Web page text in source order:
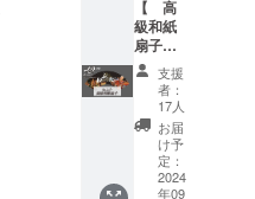
と大変
嬉しく
思いま
す。
ーーー
ーーー
ーーー
ーーー
ーーー
ーーー
ーーー
ーーー
ーーー
50,000
円のリ
ターン
と同じ
内容に
なりま
す。
ーーー
ーーー
ーーー
加物等
の食品
表示は
お届け
商品の
ラベル
に表記
されま
す。 商
品開封
【 高
級和紙
扇子
】 つ
くばオ
リジナ
ルねぶ
たデザ
インの
扇子を
支援
者：
17人
お届
け予
定：
2024
年09